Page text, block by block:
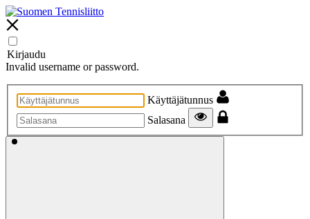
Kirjaudu
Invalid username or password.
Käyttäjätunnus
Salasana